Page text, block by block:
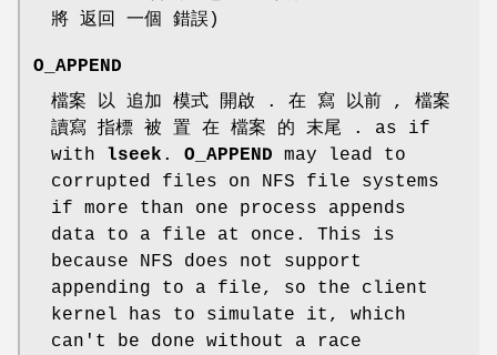
將 返回 一個 錯誤)
O_APPEND
檔案 以 追加 模式 開啟 . 在 寫 以前 , 檔案
讀寫 指標 被 置 在 檔案 的 末尾 . as if
with lseek . O_APPEND may lead to
corrupted files on NFS file systems
if more than one process appends
data to a file at once. This is
because NFS does not support
appending to a file, so the client
kernel has to simulate it, which
can't be done without a race